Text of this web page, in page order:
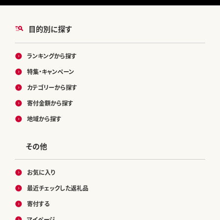
目的別に探す
ランキングから探す
特集・キャンペーン
カテゴリーから探す
寄付金額から探す
地域から探す
その他
お気に入り
最近チェックした返礼品
寄付する